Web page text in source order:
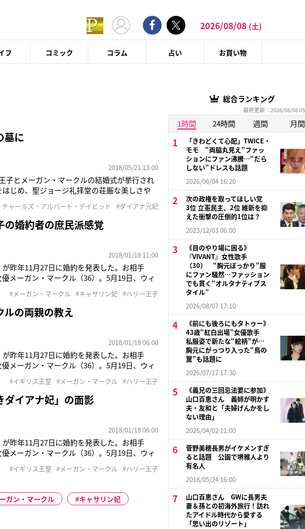
2026/08/08 (土)
フ コミック コラム 占い お買い物
墓に
2018/05/21 13:00
子とメーガン・マークルの結婚式が挙行され
じめ、聖ジョージ礼拝堂の荘厳な美しさや
る故ダイアナ妃が愛したわすれな草、スイ
ャールズ・アルバート・デイビッド #ダイアナ元妃
の婚約者の庶民派感覚
2018/01/18 11:00
昨年11月27日に婚約を発表した。お相手
メーガン・マークル（36）。5月19日、ウィ
、ジンバブエ出身の弁護士チェルシー・デイ
#メーガン・マークル #キャサリン妃 #ハリー王子
ルの両親の教え
2018/01/18 06:00
昨年11月27日に婚約を発表した。お相手
メーガン・マークル（36）。5月19日、ウィ
。今までにアフリカ系のルーツを持つ妃は前
#イギリス王室 #メーガン・マークル #ハリー王子
ダイアナ妃」の面影
2018/01/18 06:00
昨年11月27日に婚約を発表した。お相手
メーガン・マークル（36）。5月19日、ウィ
トラスベリー」のバッグ、ミディ・トート
#イギリス王室 #メーガン・マークル #ハリー王子
ガン・マークル
キャサリン妃
総合ランキング
最終更新：2026/08/08
1時間 24時間 週間 月間
「きわどくて心配」TWICE・
モモ “両脇丸見え”ファッ
ションにファン沸騰…“だら
しない”ドレスも話題
2026/06/04 16:20
次の政権を取ってほしい党
3位 立憲民主、2位 維新を抑
えた衝撃の圧倒的1位は？
2023/12/03 06:00
《目のやり場に困る》
『VIVANT』女性歌手
（30） “胸元ぽっかり”服
にファン騒然…ファッション
でも貫く“オルタナティブス
タイル”
2026/08/07 17:10
《前にも後ろにもタトゥー》
43歳“紅白出場”女優歌手
私服姿で新たな“絵柄”が…
胸元にがっつり入った“鳥の
翼”も話題に
2026/07/17 17:30
《義兄の三回忌法要に参加》
山口百恵さん 義姉が明かす
夫・友和と「夫婦げんかをし
ない理由」
2026/04/02 11:00
菅野美穂長男がイケメンすぎ
ると話題 公園で堺雅人より
有名人
2018/05/24 16:00
山口百恵さん GWに長男夫
妻＆孫との初海外旅行！訪れ
たアイドル時代から愛する
「思い出のリゾート」